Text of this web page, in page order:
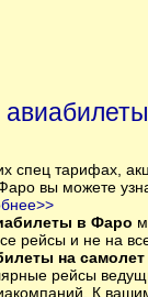
спец тарифах,
вы можете
в Фаро
рейсы и не на
на
рейсы
К